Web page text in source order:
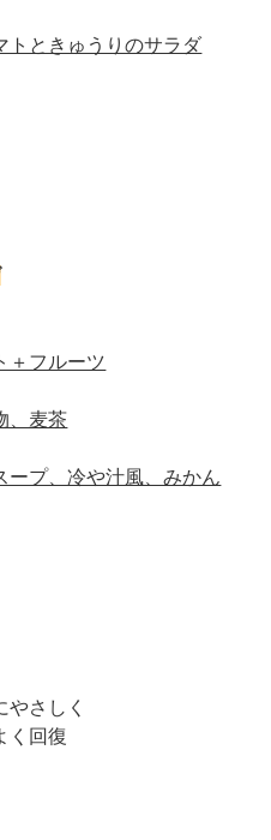
トときゅうりのサラダ
＋フルーツ
、麦茶
ープ、冷や汁風、みかん
やさしく
く回復